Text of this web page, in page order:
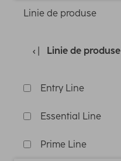
Linie de produse
Linie de produse
Entry Line
Essential Line
Prime Line